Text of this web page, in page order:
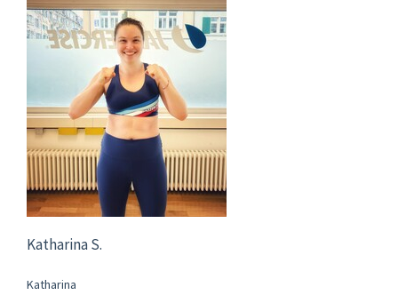
Katharina S.
Katharina